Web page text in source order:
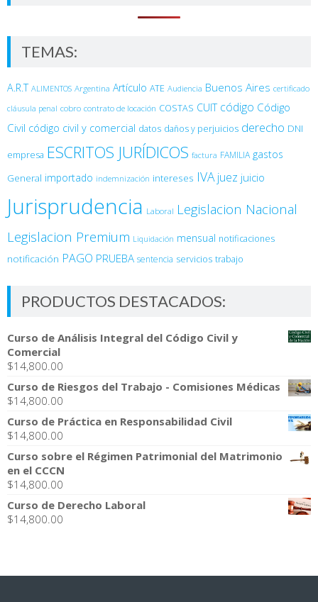
TEMAS:
A.R.T ALIMENTOS Argentina Artículo ATE Audiencia Buenos Aires certificado
cláusula penal cobro contrato de locación COSTAS CUIT código Código
Civil código civil y comercial datos daños y perjuicios derecho DNI
empresa ESCRITOS JURÍDICOS factura FAMILIA gastos
General importado indemnización intereses IVA juez juicio
Jurisprudencia Laboral Legislacion Nacional
Legislacion Premium Liquidación mensual notificaciones
notificación PAGO PRUEBA sentencia servicios trabajo
PRODUCTOS DESTACADOS:
Curso de Análisis Integral del Código Civil y
Comercial
$14,800.00
Curso de Riesgos del Trabajo - Comisiones Médicas
$14,800.00
Curso de Práctica en Responsabilidad Civil
$14,800.00
Curso sobre el Régimen Patrimonial del Matrimonio
en el CCCN
$14,800.00
Curso de Derecho Laboral
$14,800.00